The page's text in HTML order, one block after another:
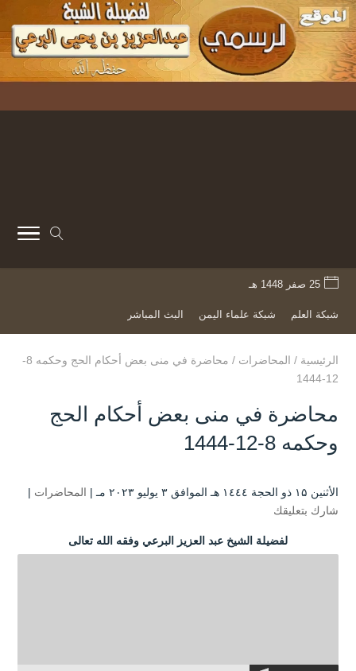
25 صفر 1448 هـ
شبكة العلم شبكة علماء اليمن البث المباشر
الرئيسية / المحاضرات /
محاضرة في منى بعض أحكام الحج وحكمه 8-
12-1444
محاضرة في منى بعض أحكام الحج
وحكمه 8-12-1444
الأثنين ۱۵ ذو الحجة ۱٤٤٤ هـ الموافق ۳ يوليو ۲۰۲۳ مـ | المحاضرات |
شارك بتعليقك
لفضيلة الشيخ عبد العزيز البرعي وفقه الله تعالى